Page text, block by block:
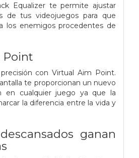
Equalizer te permite ajustar
de tus videojuegos para que
los enemigos procedentes de
Point
con Virtual Aim Point.
te proporcionan un nuevo
en cualquier juego ya que la
la diferencia entre la vida y
ganan